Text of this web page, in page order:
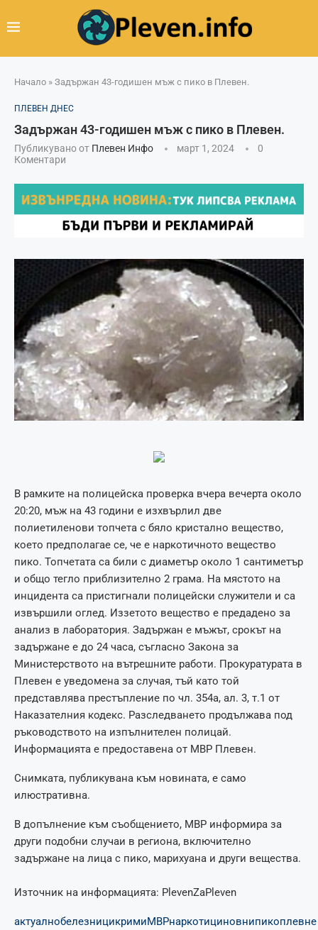
Начало » Задържан 43-годишен мъж с пико в Плевен.
ПЛЕВЕН ДНЕС
Задържан 43-годишен мъж с пико в Плевен.
Публикувано от Плевен Инфо март 1, 2024
0
Коментари
В рамките на полицейска проверка вчера вечерта около
20:20, мъж на 43 години е изхвърлил две
полиетиленови топчета с бяло кристално вещество,
което предполагае се, че е наркотичното вещество
пико. Топчетата са били с диаметър около 1 сантиметър
и общо тегло приблизително 2 грама. На мястото на
инцидента са пристигнали полицейски служители и са
извършили оглед. Иззетото вещество е предадено за
анализ в лаборатория. Задържан е мъжът, срокът на
задържане е до 24 часа, съгласно Закона за
Министерството на вътрешните работи. Прокуратурата в
Плевен е уведомена за случая, тъй като той
представлява престъпление по чл. 354а, ал. 3, т.1 от
Наказателния кодекс. Разследването продължава под
ръководството на изпълнителен полицай.
Информацията е предоставена от МВР Плевен.
Снимката, публикувана към новината, е само
илюстративна.
В допълнение към съобщението, МВР информира за
други подобни случаи в региона, включително
задържане на лица с пико, марихуана и други вещества.
Източник на информацията: PlevenZaPleven
актуалнобелезницикримиМВРнаркотициновнипикоплевне